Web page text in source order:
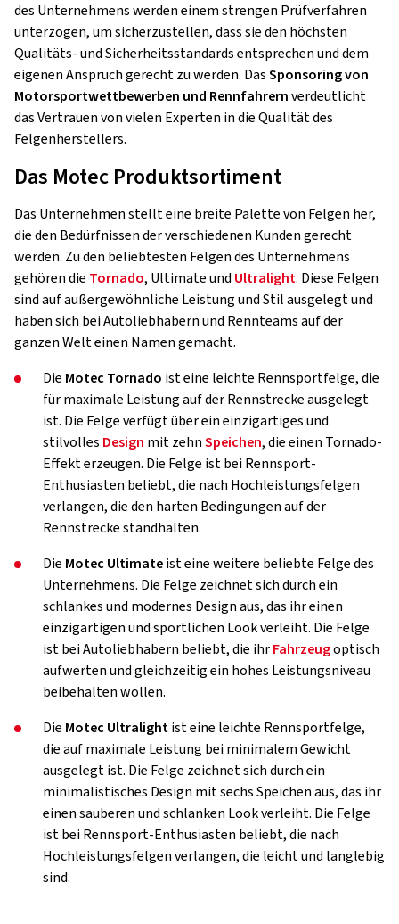
des Unternehmens werden einem strengen Prüfverfahren
unterzogen, um sicherzustellen, dass sie den höchsten
Qualitäts- und Sicherheitsstandards entsprechen und dem
eigenen Anspruch gerecht zu werden. DasSponsoring von
Motorsportwettbewerben und Rennfahrernverdeutlicht
das Vertrauen von vielen Experten in die Qualität des
Felgenherstellers.
Das Motec Produktsortiment
Das Unternehmen stellt eine breite Palette von Felgen her,
die den Bedürfnissen der verschiedenen Kunden gerecht
werden. Zu den beliebtesten Felgen des Unternehmens
gehören die Tornado, Ultimate und Ultralight. Diese Felgen
sind auf außergewöhnliche Leistung und Stil ausgelegt und
haben sich bei Autoliebhabern und Rennteams auf der
ganzen Welt einen Namen gemacht.
Die Motec Tornado ist eine leichte Rennsportfelge, die
für maximale Leistung auf der Rennstrecke ausgelegt
ist. Die Felge verfügt über ein einzigartiges und
stilvolles Design mit zehnSpeichen, die einen Tornado-
Effekt erzeugen. Die Felge ist bei Rennsport-
Enthusiasten beliebt, die nach Hochleistungsfelgen
verlangen, die den harten Bedingungen auf der
Rennstrecke standhalten.
Die Motec Ultimateist eine weitere beliebte Felge des
Unternehmens. Die Felge zeichnet sich durch ein
schlankes und modernes Design aus, das ihr einen
einzigartigen und sportlichen Look verleiht. Die Felge
ist bei Autoliebhabern beliebt, die ihrFahrzeugoptisch
aufwerten und gleichzeitig ein hohes Leistungsniveau
beibehalten wollen.
Die Motec Ultralightist eine leichte Rennsportfelge,
die auf maximale Leistung bei minimalem Gewicht
ausgelegt ist. Die Felge zeichnet sich durch ein
minimalistisches Design mit sechs Speichen aus, das ihr
einen sauberen und schlanken Look verleiht. Die Felge
ist bei Rennsport-Enthusiasten beliebt, die nach
Hochleistungsfelgen verlangen, die leicht und langlebig
sind.